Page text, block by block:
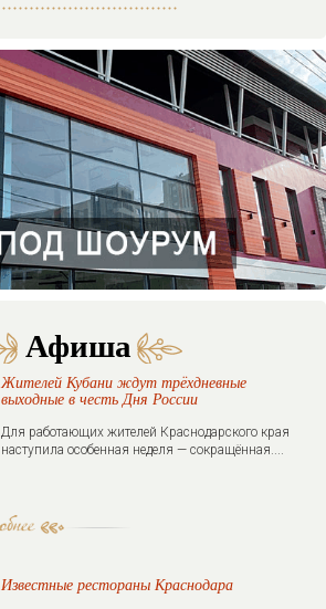
Афиша
Жителей Кубани ждут трёхдневные
выходные в честь Дня России
Для работающих жителей Краснодарского края
наступила особенная неделя — сокращённая....
Известные рестораны Краснодара